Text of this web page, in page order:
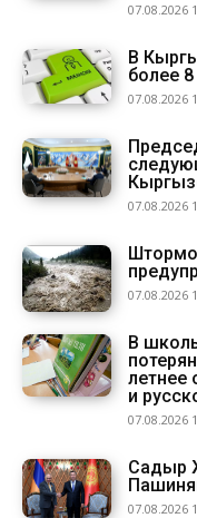
07.08.2026
В
более
07.08.2026
07.08.2026
07.08.2026
В
летнее
и
07.08.2026
Садыр
07.08.2026